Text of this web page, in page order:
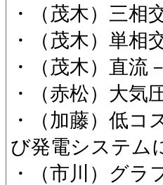
・（茂木）三相
・（茂木）単相
・（茂木）直流
・（赤松）大
・（加藤）低
び発電システム
・（市川）グ